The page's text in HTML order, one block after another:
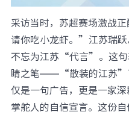
采访当时，苏超赛场激战
请你吃小龙虾。”江苏瑞
不忘为江苏“代言”。这句
睛之笔——“散装的江苏”
仅是一句广告，更是一家
掌舵人的自信宣言。这份